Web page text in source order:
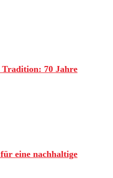
70 Jahre
eine nachhaltige